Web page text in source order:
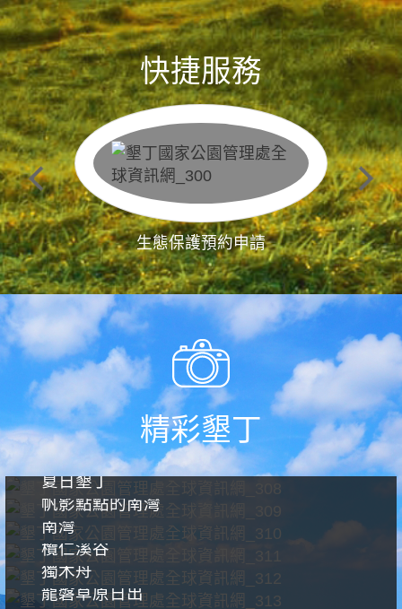
快捷服務
生態保護預約申請
精彩墾丁
夏日墾丁
帆影點點的南灣
南灣
欖仁溪谷
獨木舟
龍磐草原日出